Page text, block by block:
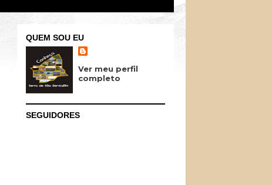
QUEM SOU EU
Ver meu perfil
completo
SEGUIDORES